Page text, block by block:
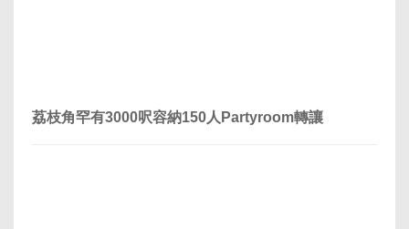
荔枝角罕有3000呎容納150人Partyroom轉讓